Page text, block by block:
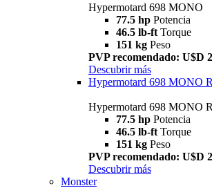
Hypermotard 698 MONO
77.5 hp Potencia
46.5 lb-ft Torque
151 kg Peso
PVP recomendado: U$D
Descubrir más
Hypermotard 698 MONO
Hypermotard 698 MONO
77.5 hp Potencia
46.5 lb-ft Torque
151 kg Peso
PVP recomendado: U$D
Descubrir más
Monster